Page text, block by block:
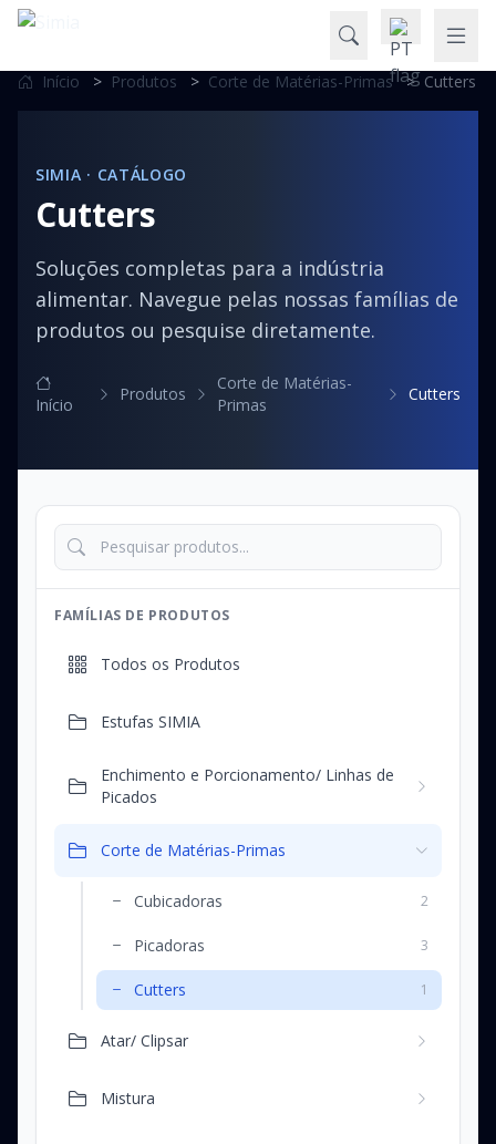
Início > Produtos > Corte de Matérias-Primas > Cutters
SIMIA · CATÁLOGO
Cutters
Soluções completas para a indústria
alimentar. Navegue pelas nossas famílias de
produtos ou pesquise diretamente.
Início
Produtos
Corte de Matérias-
Primas
Cutters
FAMÍLIAS DE PRODUTOS
Todos os Produtos
Estufas SIMIA
Enchimento e Porcionamento/ Linhas de
Picados
Corte de Matérias-Primas
Cubicadoras 2
Picadoras 3
Cutters 1
Atar/ Clipsar
Mistura